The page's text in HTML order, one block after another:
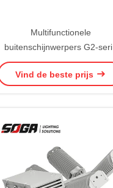
Multifunctionele
buitenschijnwerpers G2-serie
240W LED-schijnwerper
Vind de beste prijs